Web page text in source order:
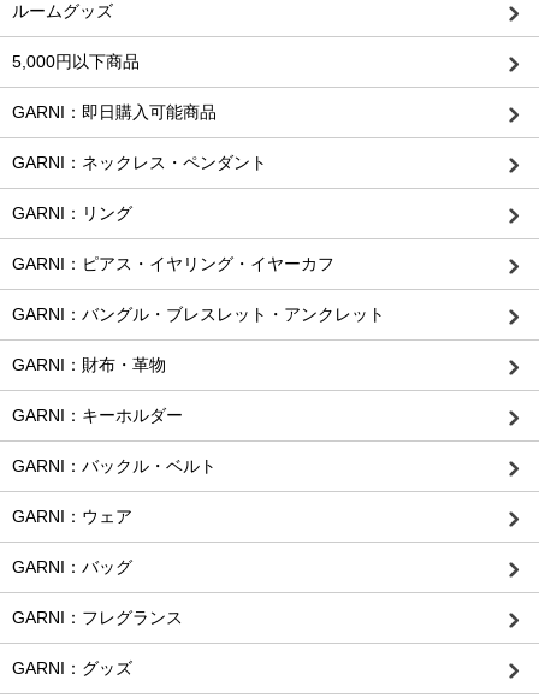
ルームグッズ
5,000円以下商品
GARNI：即日購入可能商品
GARNI：ネックレス・ペンダント
GARNI：リング
GARNI：ピアス・イヤリング・イヤーカフ
GARNI：バングル・ブレスレット・アンクレット
GARNI：財布・革物
GARNI：キーホルダー
GARNI：バックル・ベルト
GARNI：ウェア
GARNI：バッグ
GARNI：フレグランス
GARNI：グッズ